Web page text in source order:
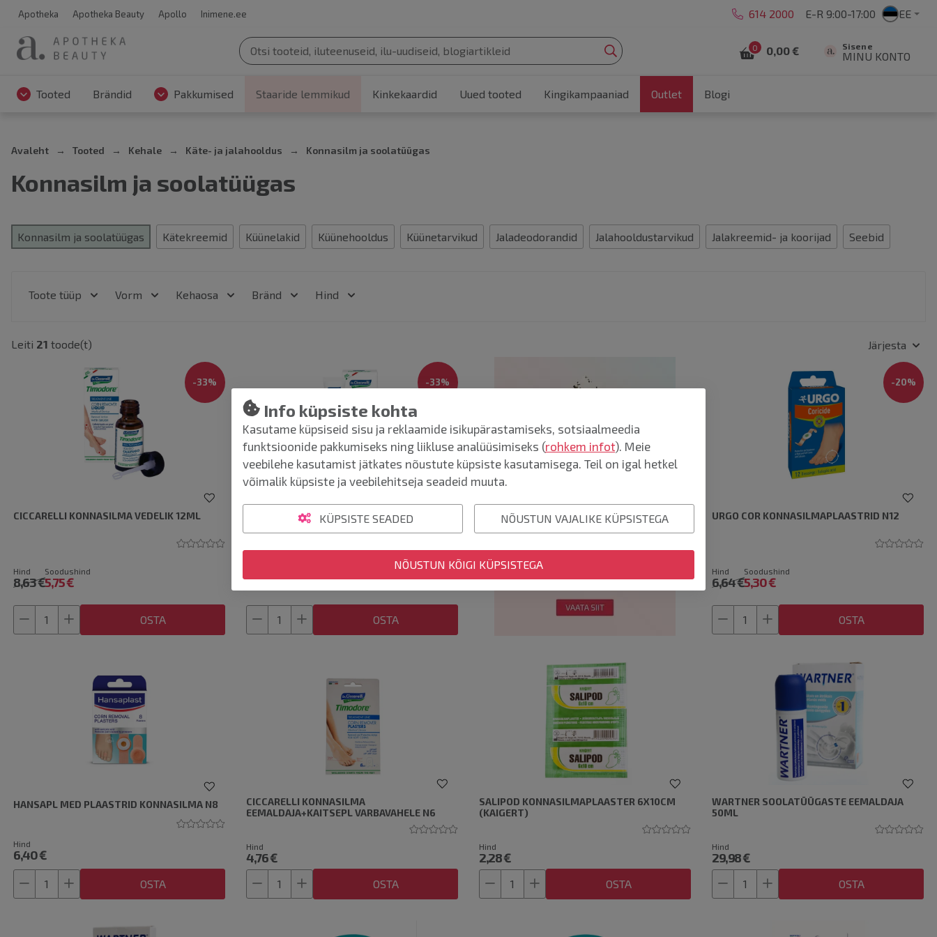
Apotheka Apotheka Beauty Apollo Inimene.ee 614 2000 E-R 9:00-17:00 EE
0 0,00 € Sisene
MINU KONTO
Tooted Brändid Pakkumised Staaride lemmikud Kinkekaardid Uued tooted Kingikampaaniad Outlet Blogi
Avaleht Tooted Kehale Käte- ja jalahooldus Konnasilm ja soolatüügas
Konnasilm ja soolatüügas
Konnasilm ja soolatüügas Kätekreemid Küünelakid Küünehooldus Küünetarvikud Jaladeodorandid Jalahooldustarvikud Jalakreemid- ja koorijad Seebid
Toote tüüp Vorm Kehaosa Bränd Hind
Leiti 21 toode(t) Järjesta
-33%
CICCARELLI KONNASILMA VEDELIK 12ML
Hind
8,63 €
Soodushind
5,75 €
OSTA
-33%
CICCARELLI KONNASILMASALV TUUBIS 5ML
7,36 €4,90 €
OSTA
-20%
URGO COR KONNASILMAPLAASTRID N12
Hind
6,64 €
Soodushind
5,30 €
OSTA
HANSAPL MED PLAASTRID KONNASILMA N8
Hind
6,40 €
OSTA
CICCARELLI KONNASILMA
EEMALDAJA+KAITSEPL VARBAVAHELE N6
Hind
4,76 €
OSTA
SALIPOD KONNASILMAPLAASTER 6X10CM
(KAIGERT)
Hind
2,28 €
OSTA
WARTNER SOOLATÜÜGASTE EEMALDAJA
50ML
Hind
29,98 €
OSTA
Info küpsiste kohta
Kasutame küpsiseid sisu ja reklaamide isikupärastamiseks, sotsiaalmeedia
funktsioonide pakkumiseks ning liikluse analüüsimiseks (rohkem infot). Meie
veebilehe kasutamist jätkates nõustute küpsiste kasutamisega. Teil on igal hetkel
võimalik küpsiste ja veebilehitseja seadeid muuta.
KÜPSISTE SEADED NÕUSTUN VAJALIKE KÜPSISTEGA
NÕUSTUN KÕIGI KÜPSISTEGA